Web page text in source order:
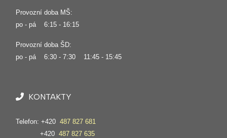
Provozní doba MŠ:
po - pá 6:15 - 16:15
Provozní doba ŠD:
po - pá 6:30 - 7:30 11:45 - 15:45
KONTAKTY
Telefon: +420 487 827 681
+420 487 827 635